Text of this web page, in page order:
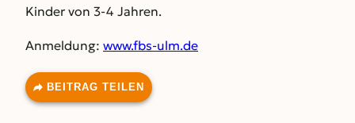
Kinder von 3-4 Jahren.
Anmeldung: www.fbs-ulm.de
BEITRAG TEILEN